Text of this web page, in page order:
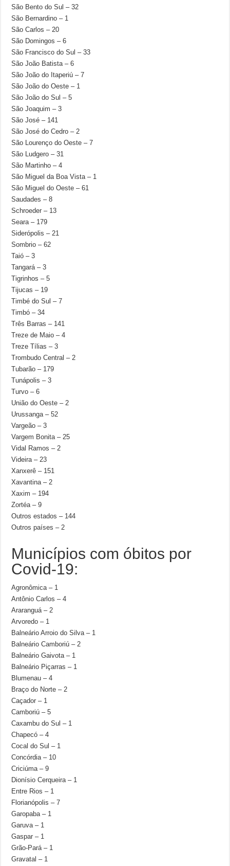
São Bento do Sul – 32
São Bernardino – 1
São Carlos – 20
São Domingos – 6
São Francisco do Sul – 33
São João Batista – 6
São João do Itaperiú – 7
São João do Oeste – 1
São João do Sul – 5
São Joaquim – 3
São José – 141
São José do Cedro – 2
São Lourenço do Oeste – 7
São Ludgero – 31
São Martinho – 4
São Miguel da Boa Vista – 1
São Miguel do Oeste – 61
Saudades – 8
Schroeder – 13
Seara – 179
Siderópolis – 21
Sombrio – 62
Taió – 3
Tangará – 3
Tigrinhos – 5
Tijucas – 19
Timbé do Sul – 7
Timbó – 34
Três Barras – 141
Treze de Maio – 4
Treze Tílias – 3
Trombudo Central – 2
Tubarão – 179
Tunápolis – 3
Turvo – 6
União do Oeste – 2
Urussanga – 52
Vargeão – 3
Vargem Bonita – 25
Vidal Ramos – 2
Videira – 23
Xanxerê – 151
Xavantina – 2
Xaxim – 194
Zortéa – 9
Outros estados – 144
Outros países – 2
Municípios com óbitos por
Covid-19:
Agronômica – 1
Antônio Carlos – 4
Araranguá – 2
Arvoredo – 1
Balneário Arroio do Silva – 1
Balneário Camboriú – 2
Balneário Gaivota – 1
Balneário Piçarras – 1
Blumenau – 4
Braço do Norte – 2
Caçador – 1
Camboriú – 5
Caxambu do Sul – 1
Chapecó – 4
Cocal do Sul – 1
Concórdia – 10
Criciúma – 9
Dionísio Cerqueira – 1
Entre Rios – 1
Florianópolis – 7
Garopaba – 1
Garuva – 1
Gaspar – 1
Grão-Pará – 1
Gravatal – 1